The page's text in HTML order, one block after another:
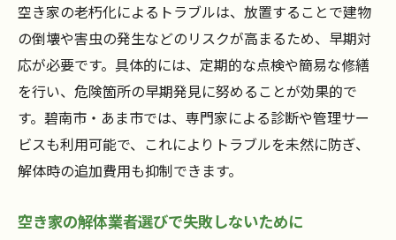
は
空き家の補助金審査で見落としがちな注意
点
補助金利用時に必要な書類と手続きの流れ
外壁塗装や住宅改修との併用事例を解説
空き家解体後のトラブル防止策も押さえよ
解体後の空き家活用を考えるポイント
空き家の老朽化によるトラブルは、放置することで建物
の倒壊や害虫の発生などのリスクが高まるため、早期対
応が必要です。具体的には、定期的な点検や簡易な修繕
を行い、危険箇所の早期発見に努めることが効果的で
す。碧南市・あま市では、専門家による診断や管理サー
ビスも利用可能で、これによりトラブルを未然に防ぎ、
解体時の追加費用も抑制できます。
空き家の解体業者選びで失敗しないために